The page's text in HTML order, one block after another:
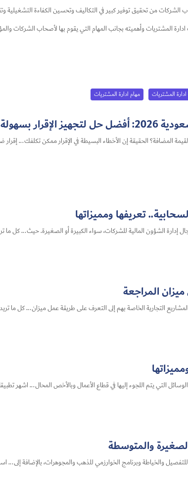
من تحقيق توفير كبير في التكاليف وتحسين الكفاءة التشغيلية
ادارة المشتريات وأهميته بجانب المهام التي يقوم بها لأصحاب الشركات
المشتريات مهام ادارة المشتريات
بسهولة
تعريفها ومميزاتها
إدارة الشؤون المالية للشركات، سواء الكبيرة أو الصغيرة. حيث... كل ما
المراجعة
التجارية الخاصة بهم إلى التعرف على طريقة عمل ميزان... كل ما
التي يتم اللجوء إليها في قطاع الأعمال وبالأخص المحال... اشهر
والمتوسطة
والخياطة وبرنامج الخوارزمي للذهب والمجوهرات، بالإضافة